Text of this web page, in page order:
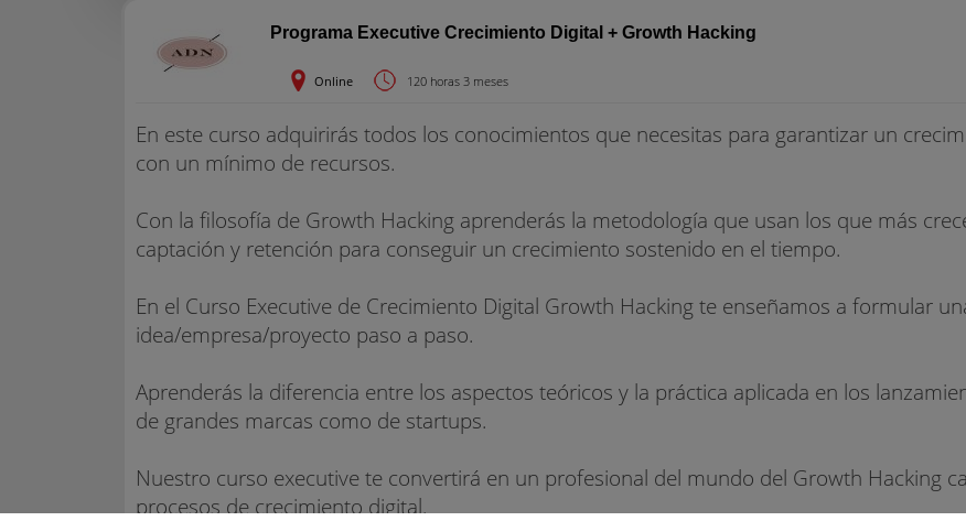
Programa Executive Crecimiento Digital + Growth Hacking
Online 120 horas 3 meses
En este curso adquirirás todos los conocimientos que necesitas para garantizar un
con un mínimo de recursos.
Con la filosofía de Growth Hacking aprenderás la metodología que usan los que más
captación y retención para conseguir un crecimiento sostenido en el tiempo.
En el Curso Executive de Crecimiento Digital Growth Hacking te enseñamos a formular
idea/empresa/proyecto paso a paso.
Aprenderás la diferencia entre los aspectos teóricos y la práctica aplicada en los
de grandes marcas como de startups.
Nuestro curso executive te convertirá en un profesional del mundo del Growth Hacking
procesos de crecimiento digital.